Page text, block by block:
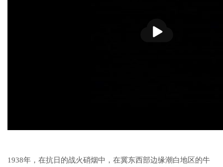
放
1938年，在抗日的战火硝烟中，在冀东西部边缘潮白地区的牛